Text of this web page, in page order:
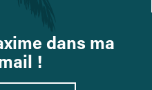
dans ma
!